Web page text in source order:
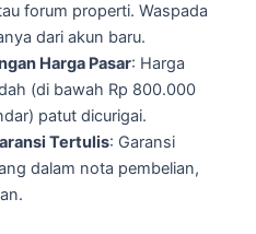
forum properti. Waspada
dari akun baru.
Harga Pasar: Harga
(di bawah Rp 800.000
patut dicurigai.
Tertulis: Garansi
dalam nota pembelian,